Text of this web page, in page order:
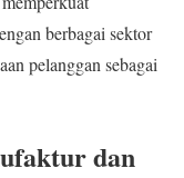
berbagai sektor
pelanggan sebagai
dan